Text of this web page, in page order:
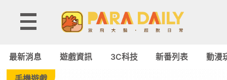
Tag:
-
最新消息 遊戲資訊 3C科技 新番列表 動漫